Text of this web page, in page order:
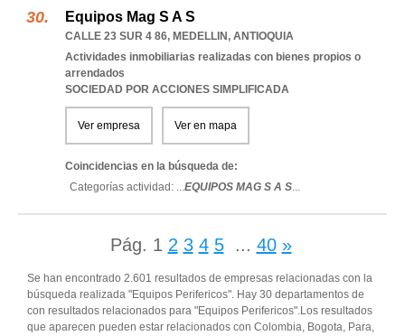
Equipos Mag S A S
CALLE 23 SUR 4 86, MEDELLIN, ANTIOQUIA
Actividades inmobiliarias realizadas con bienes propios o
arrendados
SOCIEDAD POR ACCIONES SIMPLIFICADA
Ver empresa Ver en mapa
Coincidencias en la búsqueda de:
Categorías actividad: ...EQUIPOS MAG S A S...
Pág. 1 2 3 4 5 ... 40 »
Se han encontrado 2.601 resultados de empresas relacionadas con la
búsqueda realizada "Equipos Perifericos". Hay 30 departamentos de
con resultados relacionados para "Equipos Perifericos".Los resultados
que aparecen pueden estar relacionados con Colombia, Bogota, Para,